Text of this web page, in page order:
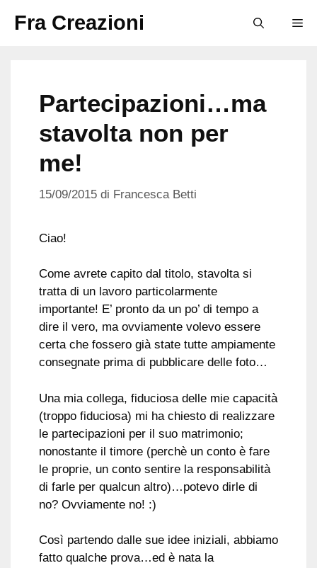
Fra Creazioni
Partecipazioni…ma
stavolta non per
me!
15/09/2015 di Francesca Betti
Ciao!
Come avrete capito dal titolo, stavolta si
tratta di un lavoro particolarmente
importante! E’ pronto da un po’ di tempo a
dire il vero, ma ovviamente volevo essere
certa che fossero già state tutte ampiamente
consegnate prima di pubblicare delle foto…
Una mia collega, fiduciosa delle mie capacità
(troppo fiduciosa) mi ha chiesto di realizzare
le partecipazioni per il suo matrimonio;
nonostante il timore (perchè un conto è fare
le proprie, un conto sentire la responsabilità
di farle per qualcun altro)…potevo dirle di
no? Ovviamente no! :)
Così partendo dalle sue idee iniziali, abbiamo
fatto qualche prova…ed è nata la